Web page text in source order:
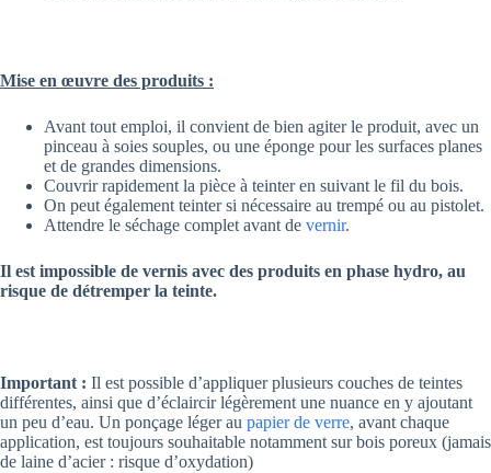
Mise en œuvre des produits :
Avant tout emploi, il convient de bien agiter le produit, avec un
pinceau à soies souples, ou une éponge pour les surfaces planes
et de grandes dimensions.
Couvrir rapidement la pièce à teinter en suivant le fil du bois.
On peut également teinter si nécessaire au trempé ou au pistolet.
Attendre le séchage complet avant de vernir.
Il est impossible de vernis avec des produits en phase hydro, au
risque de détremper la teinte.
Important : Il est possible d’appliquer plusieurs couches de teintes
différentes, ainsi que d’éclaircir légèrement une nuance en y ajoutant
un peu d’eau. Un ponçage léger au papier de verre, avant chaque
application, est toujours souhaitable notamment sur bois poreux (jamais
de laine d’acier : risque d’oxydation)